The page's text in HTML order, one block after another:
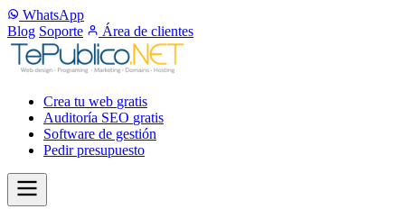
WhatsApp
Blog Soporte Área de clientes
Crea tu web gratis
Auditoría SEO gratis
Software de gestión
Pedir presupuesto